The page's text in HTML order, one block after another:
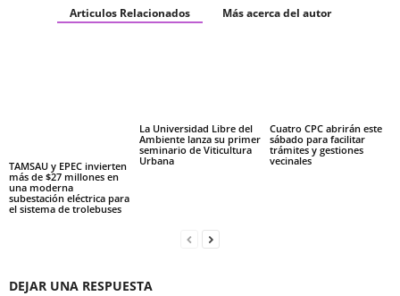
Articulos Relacionados Más acerca del autor
TAMSAU y EPEC invierten
más de $27 millones en
una moderna
subestación eléctrica para
el sistema de trolebuses
La Universidad Libre del
Ambiente lanza su primer
seminario de Viticultura
Urbana
Cuatro CPC abrirán este
sábado para facilitar
trámites y gestiones
vecinales
DEJAR UNA RESPUESTA